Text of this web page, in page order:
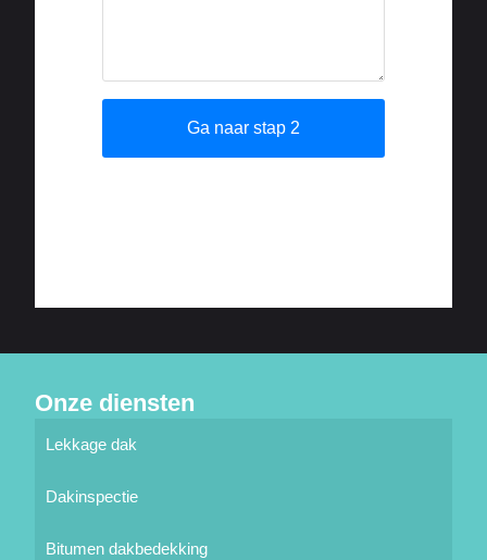
Onze diensten
Lekkage dak
Dakinspectie
Bitumen dakbedekking